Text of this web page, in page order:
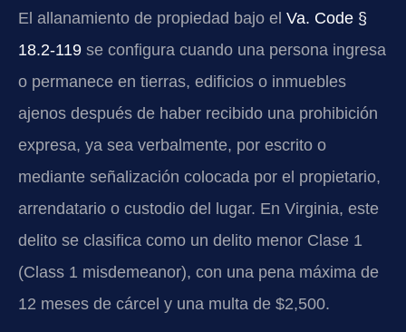
El allanamiento de propiedad bajo el Va. Code §
18.2-119 se configura cuando una persona ingresa
o permanece en tierras, edificios o inmuebles
ajenos después de haber recibido una prohibición
expresa, ya sea verbalmente, por escrito o
mediante señalización colocada por el propietario,
arrendatario o custodio del lugar. En Virginia, este
delito se clasifica como un delito menor Clase 1
(Class 1 misdemeanor), con una pena máxima de
12 meses de cárcel y una multa de $2,500.